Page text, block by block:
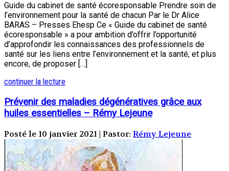
Guide du cabinet de santé écoresponsable Prendre soin de
l’environnement pour la santé de chacun Par le Dr Alice
BARAS – Presses Ehesp Ce « Guide du cabinet de santé
écoresponsable » a pour ambition d’offrir l’opportunité
d’approfondir les connaissances des professionnels de
santé sur les liens entre l’environnement et la santé, et plus
encore, de proposer […]
continuer la lecture
Prévenir des maladies dégénératives grâce aux
huiles essentielles – Rémy Lejeune
Posté le 10 janvier 2021 | Pastor: Rémy Lejeune